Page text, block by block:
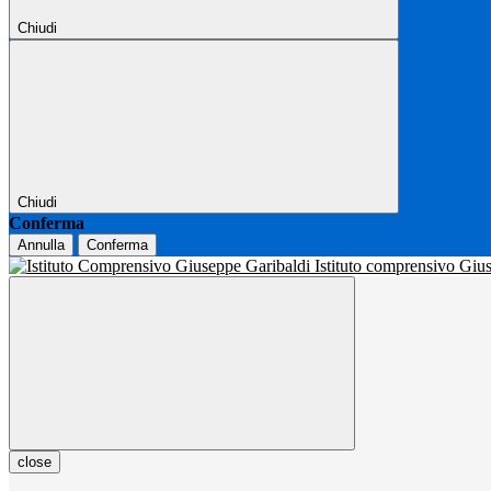
Chiudi
Chiudi
Conferma
Annulla Conferma
Istituto comprensivo
close